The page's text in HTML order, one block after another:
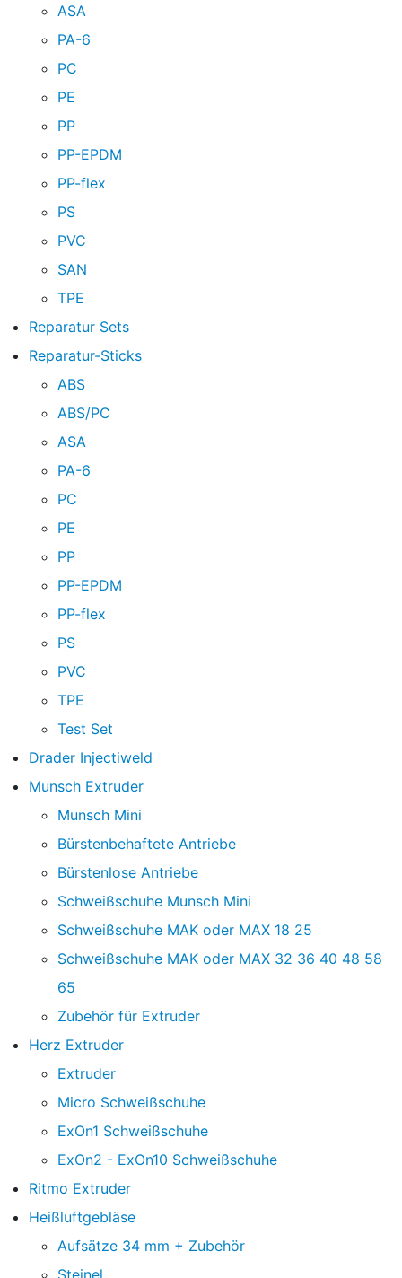
ASA
PA-6
PC
PE
PP
PP-EPDM
PP-flex
PS
PVC
SAN
TPE
Reparatur Sets
Reparatur-Sticks
ABS
ABS/PC
ASA
PA-6
PC
PE
PP
PP-EPDM
PP-flex
PS
PVC
TPE
Test Set
Drader Injectiweld
Munsch Extruder
Munsch Mini
Bürstenbehaftete Antriebe
Bürstenlose Antriebe
Schweißschuhe Munsch Mini
Schweißschuhe MAK oder MAX 18 25
Schweißschuhe MAK oder MAX 32 36 40 48 58
65
Zubehör für Extruder
Herz Extruder
Extruder
Micro Schweißschuhe
ExOn1 Schweißschuhe
ExOn2 - ExOn10 Schweißschuhe
Ritmo Extruder
Heißluftgebläse
Aufsätze 34 mm + Zubehör
Steinel